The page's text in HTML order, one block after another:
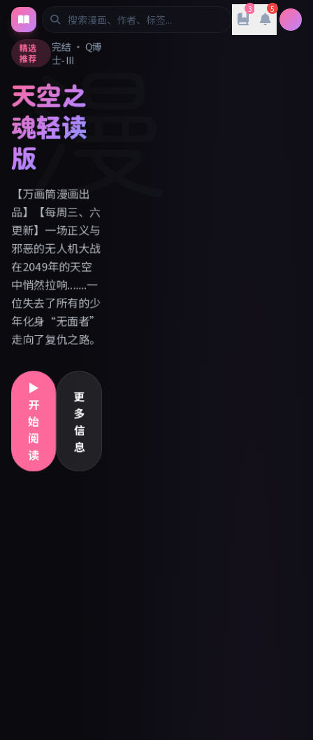
漫
3 5
精选
推荐
完结 · Q博
士-III
天空之
魂轻读
版
【万画筒漫画出
品】【每周三、六
更新】一场正义与
邪恶的无人机大战
在2049年的天空
中悄然拉响.......一
位失去了所有的少
年化身“无面者”
走向了复仇之路。
▶
开
始
阅
读
更
多
信
息